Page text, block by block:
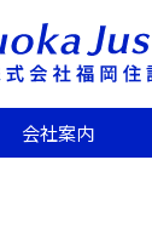
会社案内